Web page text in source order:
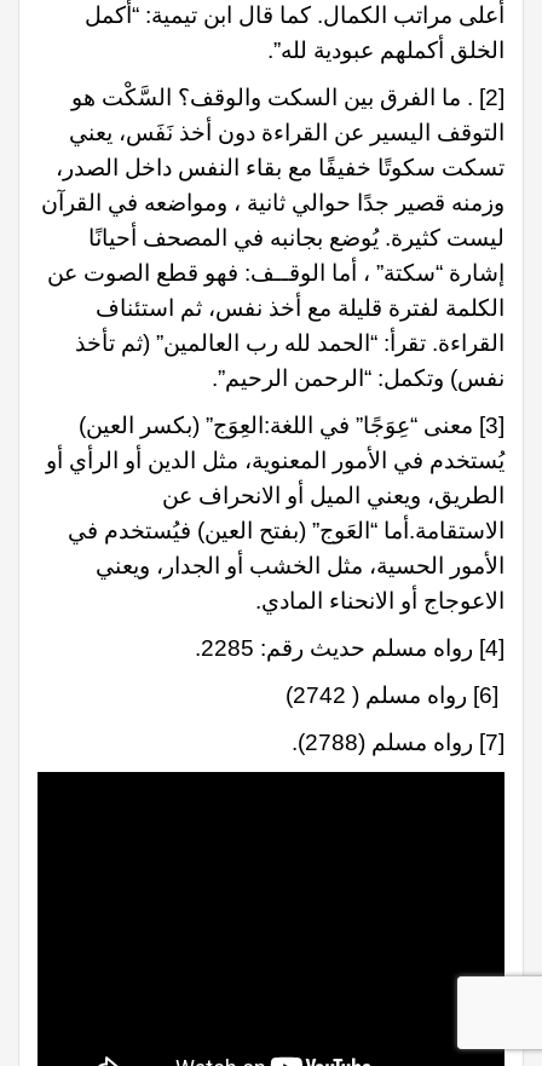
أعلى مراتب الكمال. كما قال ابن تيمية: “أكمل
الخلق أكملهم عبودية لله”.
[2]
. ما الفرق بين السكت والوقف؟ السَّكْت هو
التوقف اليسير عن القراءة دون أخذ نَفَس، يعني
تسكت سكوتًا خفيفًا مع بقاء النفس داخل الصدر،
وزمنه قصير جدًا حوالي ثانية ، ومواضعه في القرآن
ليست كثيرة. يُوضع بجانبه في المصحف أحيانًا
إشارة “سكتة” ، أما الوقــف: فهو قطع الصوت عن
الكلمة لفترة قليلة مع أخذ نفس، ثم استئناف
القراءة. تقرأ: “الحمد لله رب العالمين” (ثم تأخذ
نفس) وتكمل: “الرحمن الرحيم”.
[3]
معنى “عِوَجًا” في اللغة:العِوَج” (بكسر العين)
يُستخدم في الأمور المعنوية، مثل الدين أو الرأي أو
الطريق، ويعني الميل أو الانحراف عن
الاستقامة.أما “العَوج” (بفتح العين) فيُستخدم في
الأمور الحسية، مثل الخشب أو الجدار، ويعني
الاعوجاج أو الانحناء المادي.
[4]
رواه مسلم حديث رقم: 2285.
[6]
رواه مسلم ( 2742)
[7]
رواه مسلم (2788).​